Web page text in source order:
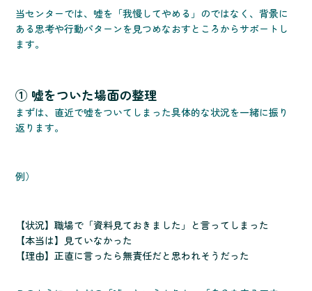
当センターでは、嘘を「我慢してやめる」のではなく、背景に
ある思考や行動パターンを見つめなおすところからサポートし
ます。
① 嘘をついた場面の整理
まずは、直近で嘘をついてしまった具体的な状況を一緒に振り
返ります。
例）
【状況】職場で「資料見ておきました」と言ってしまった
【本当は】見ていなかった
【理由】正直に言ったら無責任だと思われそうだった